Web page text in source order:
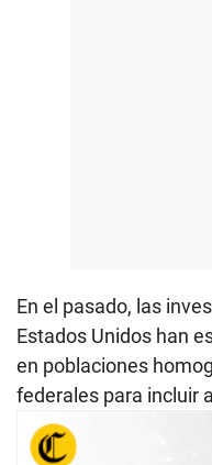
En el pasado, las
Estados Unidos han
en poblaciones
federales para incluir